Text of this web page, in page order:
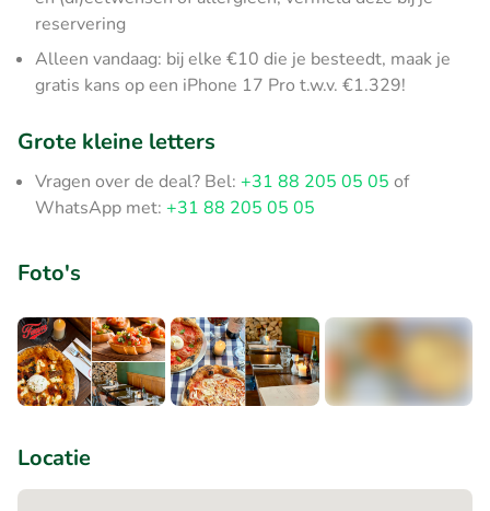
reservering
Alleen vandaag: bij elke €10 die je besteedt, maak je
gratis kans op een iPhone 17 Pro t.w.v. €1.329!
Grote kleine letters
Vragen over de deal? Bel: +31 88 205 05 05 of
WhatsApp met: +31 88 205 05 05
Foto's
Locatie